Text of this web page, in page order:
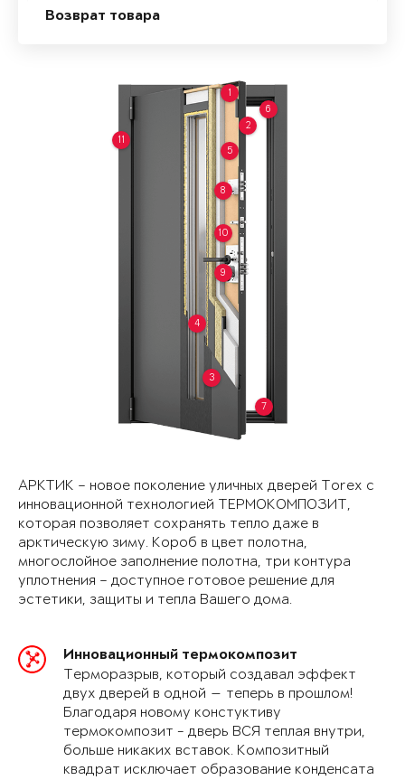
Возврат товара
1
2
3
4
5
6
7
8
9
10
11
АРКТИК – новое поколение уличных дверей Torex с
инновационной технологией ТЕРМОКОМПОЗИТ,
которая позволяет сохранять тепло даже в
арктическую зиму. Короб в цвет полотна,
многослойное заполнение полотна, три контура
уплотнения – доступное готовое решение для
эстетики, защиты и тепла Вашего дома.
Инновационный термокомпозит
Терморазрыв, который создавал эффект
двух дверей в одной — теперь в прошлом!
Благодаря новому констуктиву
термокомпозит - дверь ВСЯ теплая внутри,
больше никаких вставок. Композитный
квадрат исключает образование конденсата